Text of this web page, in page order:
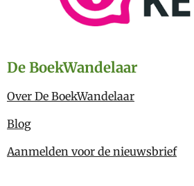
De BoekWandelaar
Over De BoekWandelaar
Blog
Aanmelden voor de nieuwsbrief